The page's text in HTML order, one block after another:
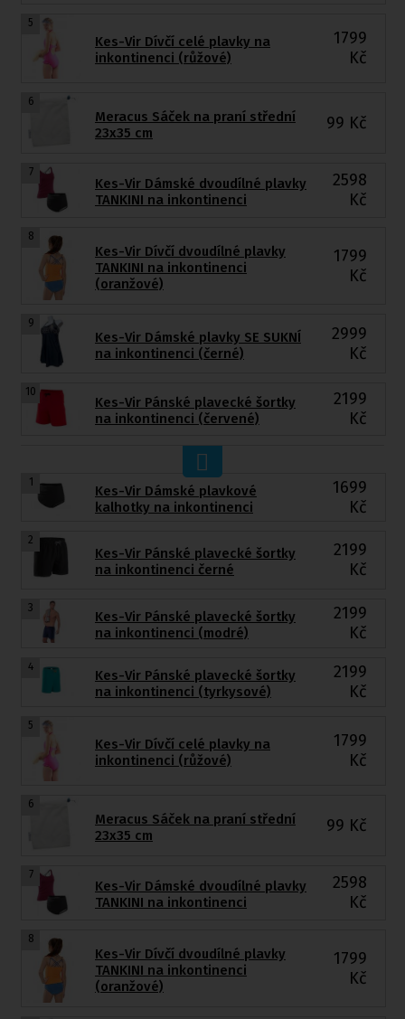
5
Kes-Vir Dívčí celé plavky na
inkontinenci (růžové)
1799
Kč
6
Meracus Sáček na praní střední
23x35 cm
99 Kč
7
Kes-Vir Dámské dvoudílné plavky
TANKINI na inkontinenci
2598
Kč
8
Kes-Vir Dívčí dvoudílné plavky
TANKINI na inkontinenci
(oranžové)
1799
Kč
9
Kes-Vir Dámské plavky SE SUKNÍ
na inkontinenci (černé)
2999
Kč
10
Kes-Vir Pánské plavecké šortky
na inkontinenci (červené)
2199
Kč
1
Kes-Vir Dámské plavkové
kalhotky na inkontinenci
1699
Kč
2
Kes-Vir Pánské plavecké šortky
na inkontinenci černé
2199
Kč
3
Kes-Vir Pánské plavecké šortky
na inkontinenci (modré)
2199
Kč
4
Kes-Vir Pánské plavecké šortky
na inkontinenci (tyrkysové)
2199
Kč
5
Kes-Vir Dívčí celé plavky na
inkontinenci (růžové)
1799
Kč
6
Meracus Sáček na praní střední
23x35 cm
99 Kč
7
Kes-Vir Dámské dvoudílné plavky
TANKINI na inkontinenci
2598
Kč
8
Kes-Vir Dívčí dvoudílné plavky
TANKINI na inkontinenci
(oranžové)
1799
Kč